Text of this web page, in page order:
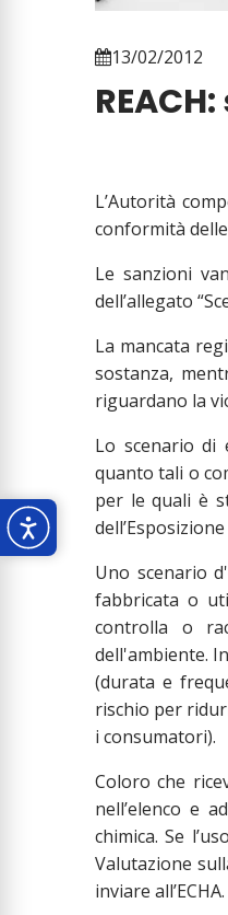
13/02/2012
L’Autorità
conformità
Le sanzioni
dell’allegato
La mancata
sostanza,
riguardano la
Lo scenario di
quanto tali o
per le quali è
Uno scenario
fabbricata o
controlla o
dell'ambiente.
(durata e
rischio per
i consumatori).
Coloro che
nell’elenco e
chimica. Se
Valutazione
inviare all’ECHA.